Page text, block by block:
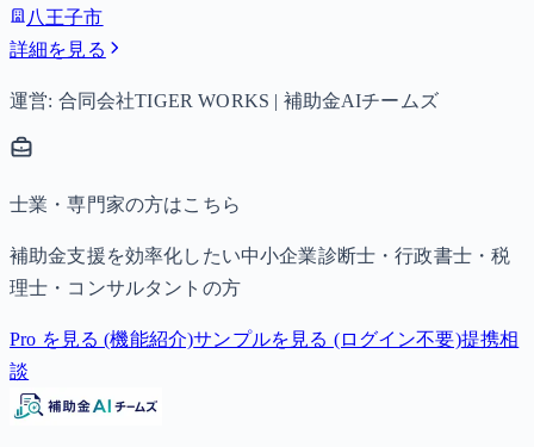
八王子市
詳細を見る
運営: 合同会社TIGER WORKS | 補助金AIチームズ
士業・専門家の方はこちら
補助金支援を効率化したい中小企業診断士・行政書士・税
理士・コンサルタントの方
Pro を見る (機能紹介)サンプルを見る (ログイン不要)提携相
談